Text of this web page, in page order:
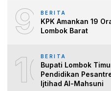
9 BERITA
KPK Amankan 19
Lombok Barat
10BERITA
Bupati Lombok
Pendidikan
Ijtihad Al-Mahsuni